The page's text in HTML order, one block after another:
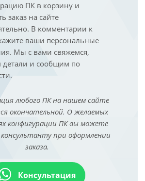
ПК в корзину и
заказ на сайте
В комментарии к
ваши персональные
Мы с вами свяжемся,
детали и сообщим по
любого ПК на нашем сайте
окончательной. О желаемых
конфигурации ПК вы можете
при оформлении
заказа.
Консультация